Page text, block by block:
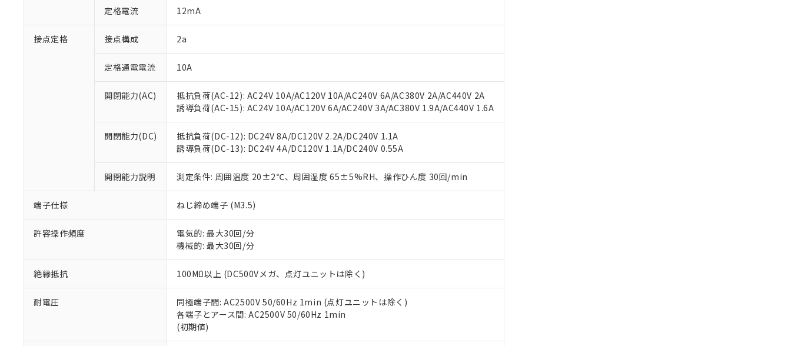
定格電流 12mA
接点定格 接点構成 2a
定格通電電流 10A
開閉能力(AC)
抵抗負荷(AC-12): AC24V 10A/AC120V 10A/AC240V 6A/AC380V 2A/AC440V 2A
誘導負荷(AC-15): AC24V 10A/AC120V 6A/AC240V 3A/AC380V 1.9A/AC440V 1.6A
開閉能力(DC)
抵抗負荷(DC-12): DC24V 8A/DC120V 2.2A/DC240V 1.1A
誘導負荷(DC-13): DC24V 4A/DC120V 1.1A/DC240V 0.55A
開閉能力説明 測定条件: 周囲温度 20±2℃、周囲湿度 65±5%RH、操作ひん度 30回/min
端子仕様 ねじ締め端子 (M3.5)
許容操作頻度
電気的: 最大30回/分
機械的: 最大30回/分
絶縁抵抗 100MΩ以上 (DC500Vメガ、点灯ユニットは除く)
耐電圧
同極端子間: AC2500V 50/60Hz 1min (点灯ユニットは除く)
各端子とアース間: AC2500V 50/60Hz 1min
(初期値)
い。
正式な納期状況および標準価格はお客様のお取引先、またはお客様担当のオムロン制御機器販売店・
当社販売員にご相談ください。
オムロン制御機器販売店や当社販売拠点は「販売ネットワーク
」をご確認ください。
在庫状況および標準価格結果を当社の事前の承諾なく第三者に漏洩または開示しないようお願いしま
す。
マイパーツ機能（部品リスト作成サービス）をご利用いただくには、I-Webメンバーズにご登録され
お客様が当ウェブサイト上で当社にご登録された部品リストについて、当社および当社の共同利用者
が、当社の製品・サービスに関するお客様との取引・商談に必要な範囲で利用することをご了承くだ
さい。
※当社の共同利用者とは、"個人情報の共同利用に関して"
の「1.共同利用者の範囲」に記載されて
いる法人を指します。
但し、RoHS指令で産業用監視および制御機器に対する適用除外項目は除く。
※2 対応予定月
部品在庫の切り替え状況などにより、予定月が前後することがあります。
※3 非含有証明書ダウンロード
下記の非含有証明書をダウンロードすることができます。
EU RoHS指令（10物質）の非含有証明書
51物質の非含有証明書（当社基準）
※本証明書は発行日時点で非含有を証明するもので、過去に遡って非含有を証明するものではありません。
また、RoHS指令のフタル酸エステル類４物質の対応では、対応完了までの期間は出荷製品に未対応品が
混在することから備考欄に対応日を記載しておりました。
既に当社にて対応品への在庫切替を完了していることから、特段のことがない限り、2022年1月12日よ
り割愛しております。
「○」：最大均質材料含有率が中国RoHSの基準値以下であることを示します。
「×」：最大均質材料含有率が中国RoHSの基準値を超えていることを示します。
*中国RoHS10物質の基準値 (GB/T26572)：
Pb(鉛) :1000ppm、 Hg(水銀) : 1000ppm、 Cd(カドミウム) : 100ppm、
Cr(Ⅵ)(六価クロム) : 1000ppm、 PBBs(ポリ臭化ビフェニル類) : 1000ppm、 PBDEs(ポリ臭化ジフェニルエーテル類) : 1000ppm、
DBP(フタル酸ジブチル) : 1000ppm、 DIBP(フタル酸ジイソブチル) : 1000ppm、 BBP(フタル酸ブチルベンジル) : 1000ppm、
DEHP(フタル酸ビス(2-エチルヘキシル)) : 1000ppm
※2 環境保護使用期限
「ｅ」：有害物質（10物質）のすべてが基準値以下であることを示します。
「10」：通常の使用状況下において有害物質が外部に漏えいし、環境に深刻な影響を及ぼさない年数を意
味します。
当社は、これら貴社製品のうち、外国為替および外国貿易法に定める商品（以下｢規制貨物等」とい
当社は貴社製品を、核兵器、ミサイル、化学兵器、生物兵器またはその他武器並びにこれらの製造装
置等に一切使用いたしません。
当社は、貴社製品を第三者に販売する場合は、上記1、2および3の内容を当該第三者に通知します。
また当社は、販売先および販売に係わる関係者が違法に輸出するおそれがある場合は、取り引きをい
たしません。
号
○ 一定数以上の在庫あり
△ 一定数には満たないが在庫あり
－
在庫なし(最新の在庫状況については、お客様のお取引先、またはお客様担当のオムロン制御
機器販売店・当社販売員にご確認ください)
空
白
受注生産機種、また在庫状況の情報を公開していない機種